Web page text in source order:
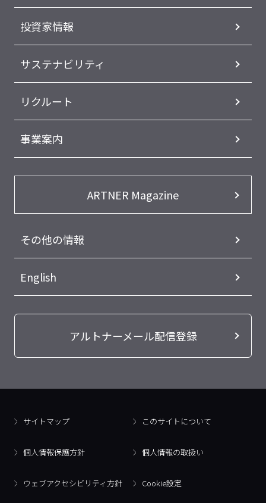
投資家情報
サステナビリティ
リクルート
事業案内
ARTNER Magazine
その他の情報
English
アルトナーメール配信登録
サイトマップ このサイトについて
個人情報保護方針 個人情報の取扱い
ウェブアクセシビリティ方針 Cookie設定